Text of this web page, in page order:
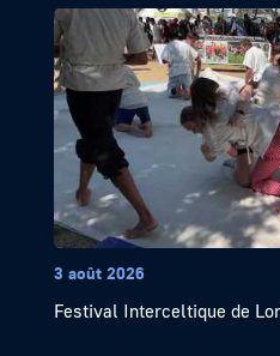
3 août 2026
Festival Interceltique de